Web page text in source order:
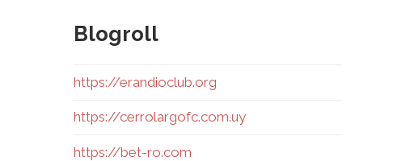
Blogroll
https://erandioclub.org
https://cerrolargofc.com.uy
https://bet-ro.com